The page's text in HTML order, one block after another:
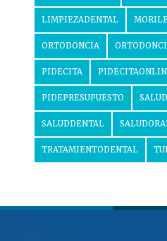
LIMPIEZADENTAL
ORTODONCIA
PIDECITA
PIDEPRESUPUESTO
SALUDDENTAL
TRATAMIENTODENTAL